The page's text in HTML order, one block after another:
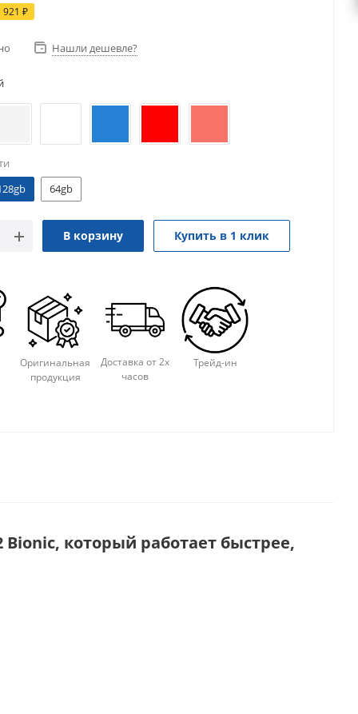
921 ₽
Нашли дешевле?
64gb
В корзину Купить в 1 клик
Оригинальная
продукция
Доставка от 2х
часов
Трейд-ин
который работает быстрее,